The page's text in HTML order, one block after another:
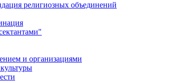
религиозных объединений
и организациями